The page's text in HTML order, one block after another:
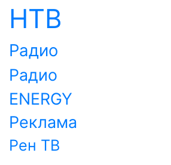
НТВ
Радио
Радио
ENERGY
Реклама
Рен ТВ